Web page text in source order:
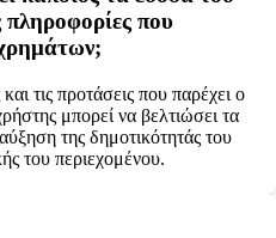
που
τις προτάσεις που παρέχει ο
μπορεί να βελτιώσει τα
της δημοτικότητάς του
του περιεχομένου.